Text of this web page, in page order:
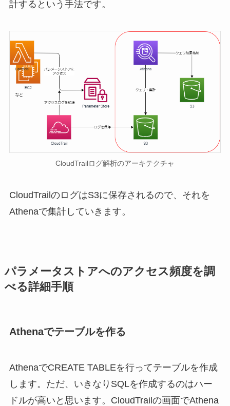
計するという手法です。
CloudTrailログ解析のアーキテクチャ
CloudTrailのログはS3に保存されるので、それを
Athenaで集計していきます。
パラメータストアへのアクセス頻度を調
べる詳細手順
Athenaでテーブルを作る
AthenaでCREATE TABLEを行ってテーブルを作成
します。ただ、いきなりSQLを作成するのはハー
ドルが高いと思います。CloudTrailの画面でAthena